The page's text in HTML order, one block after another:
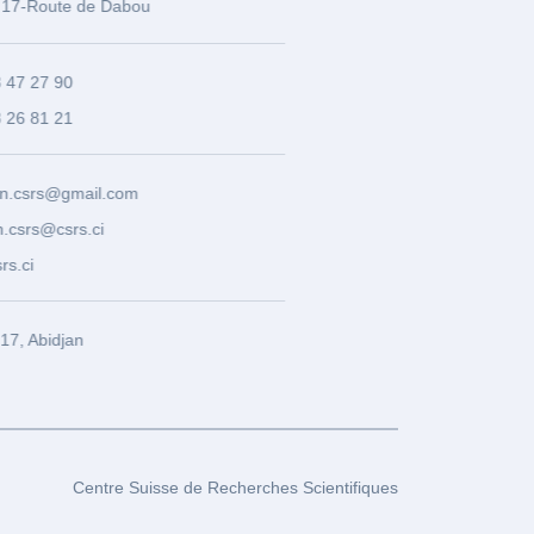
Route de Dabou
27 90
81 21
Abidjan
Centre Suisse de Recherches Scientifiques